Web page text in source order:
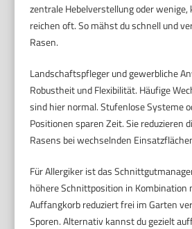
zentrale Hebelverstellung oder
reichen oft. So mähst du schnell und
Rasen.
Landschaftspfleger und gewerbliche
Robustheit und Flexibilität. Häufige
sind hier normal. Stufenlose Systeme
Positionen sparen Zeit. Sie reduzieren
Rasens bei wechselnden
Für Allergiker ist das
höhere Schnittposition in Kombination
Auffangkorb reduziert frei im Garten
Sporen. Alternativ kannst du gezielt